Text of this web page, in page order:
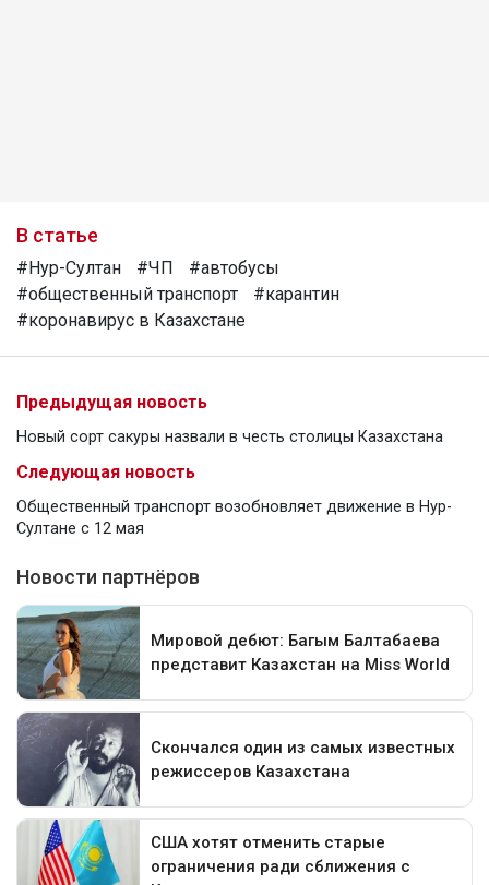
В статье
#Нур-Султан #ЧП
#автобусы
#общественный транспорт
#карантин
#коронавирус в Казахстане
Предыдущая новость
Новый сорт сакуры назвали в честь столицы Казахстана
Следующая новость
Общественный транспорт возобновляет движение в Нур-
Султане с 12 мая